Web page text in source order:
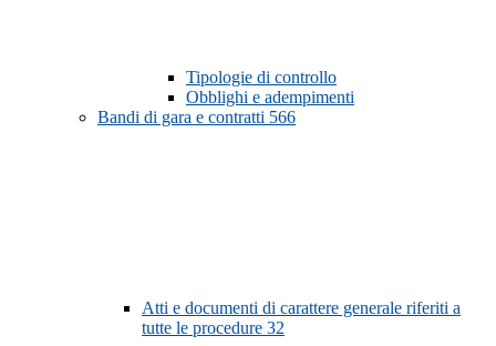
Tipologie di controllo
Obblighi e adempimenti
Bandi di gara e contratti 566
Atti e documenti di carattere generale riferiti a
tutte le procedure 32